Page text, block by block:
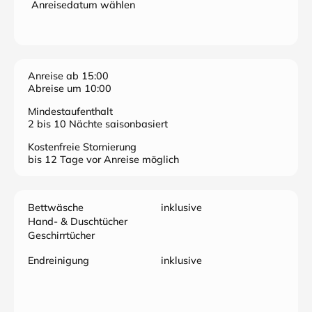
Anreisedatum wählen
Anreise ab 15:00
Abreise um 10:00
Mindestaufenthalt
2 bis 10 Nächte saisonbasiert
Kostenfreie Stornierung
bis 12 Tage vor Anreise möglich
Bettwäsche
Hand- & Duschtücher
Geschirrtücher
inklusive
Endreinigung inklusive